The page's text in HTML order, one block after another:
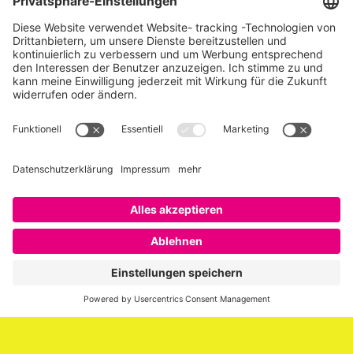
Über SAATKORN
SAATKORN ist der Blog von Gero Hesse. Seit 2009 schreibt
er über die Themen Employer Branding,